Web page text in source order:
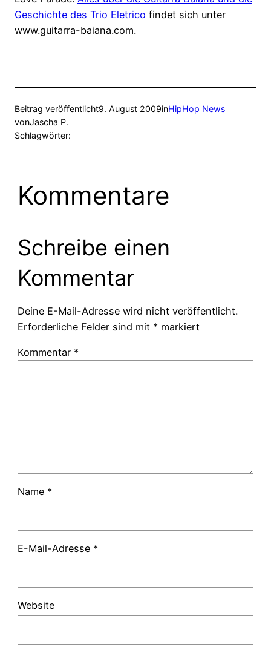
Geschichte des Trio Eletrico findet sich unter
www.guitarra-baiana.com.
Beitrag veröffentlicht9. August 2009inHipHop News
vonJascha P.
Schlagwörter:
Kommentare
Schreibe einen
Kommentar
Deine E-Mail-Adresse wird nicht veröffentlicht.
Erforderliche Felder sind mit * markiert
Kommentar *
Name *
E-Mail-Adresse *
Website